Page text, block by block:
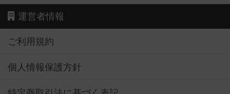
運営者情報
ご利用規約
個人情報保護方針